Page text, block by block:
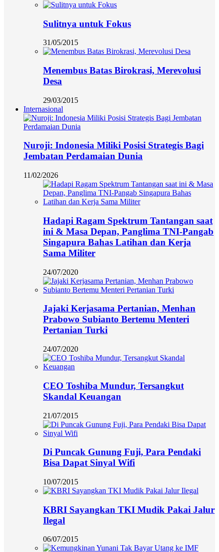
Sulitnya untuk Fokus
31/05/2015
Menembus Batas Birokrasi, Merevolusi
Desa
29/03/2015
Internasional
Nuroji: Indonesia Miliki Posisi Strategis Bagi
Jembatan Perdamaian Dunia
11/02/2026
Hadapi Ragam Spektrum Tantangan saat
ini & Masa Depan, Panglima TNI-Pangab
Singapura Bahas Latihan dan Kerja
Sama Militer
24/07/2020
Jajaki Kerjasama Pertanian, Menhan
Prabowo Subianto Bertemu Menteri
Pertanian Turki
24/07/2020
CEO Toshiba Mundur, Tersangkut
Skandal Keuangan
21/07/2015
Di Puncak Gunung Fuji, Para Pendaki
Bisa Dapat Sinyal Wifi
10/07/2015
KBRI Sayangkan TKI Mudik Pakai Jalur
Ilegal
06/07/2015